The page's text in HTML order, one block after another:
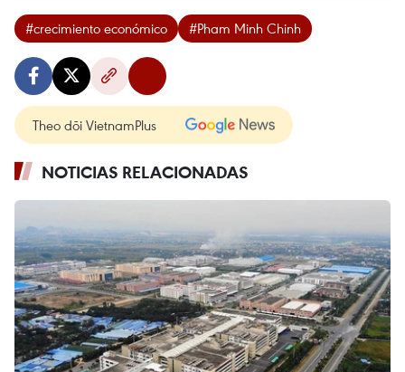
#crecimiento económico #Pham Minh Chinh
Theo dõi VietnamPlus
NOTICIAS RELACIONADAS